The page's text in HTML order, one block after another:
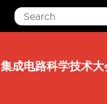
集成电路科学技术大